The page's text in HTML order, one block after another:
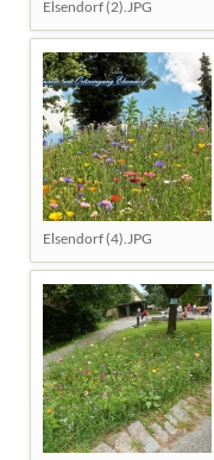
Elsendorf (2).JPG
Elsendorf (4).JPG